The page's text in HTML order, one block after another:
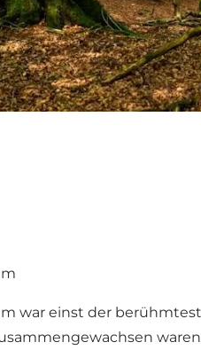
war einst der